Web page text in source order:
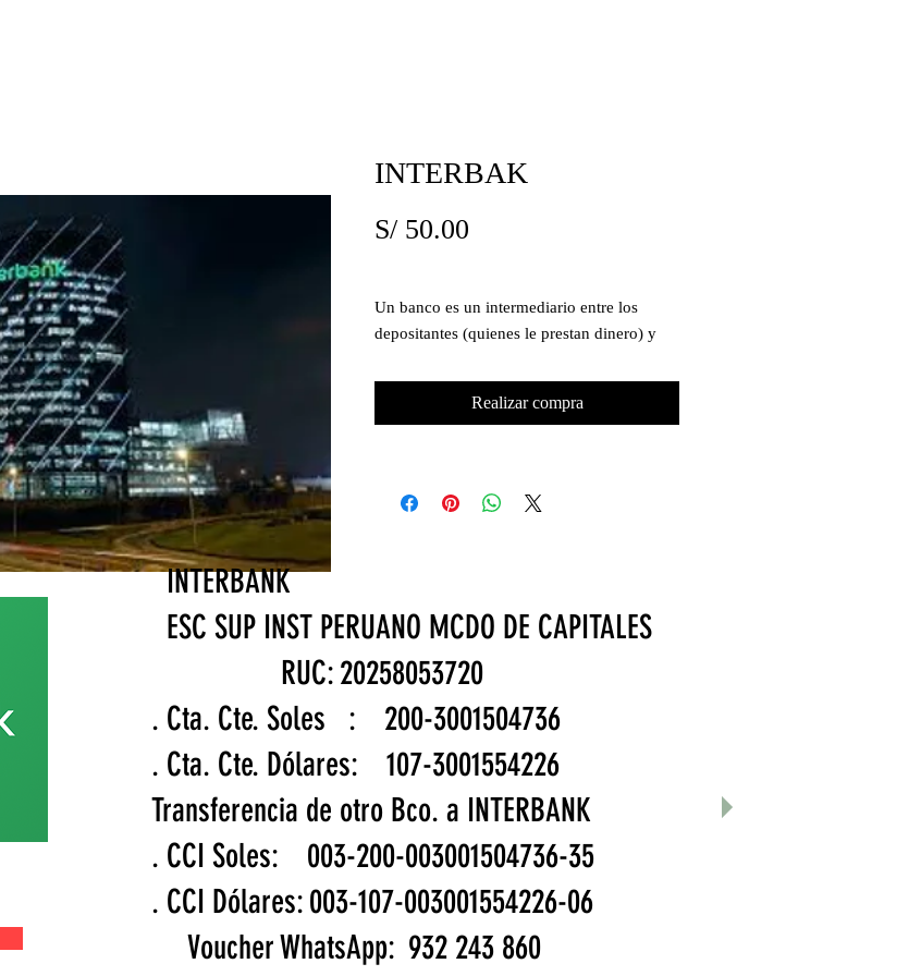
INTERBAK
S/ 50.00
Un banco es un intermediario entre los
depositantes (quienes le prestan dinero) y
Lo que paga por los depósitos, y lo que
cobra por los préstamos que otorga, son en
Realizar compra
INTERBANK
ESC SUP INST PERUANO MCDO DE CAPITALES
RUC: 20258053720
. Cta. Cte. Soles : 200-3001504736
. Cta. Cte. Dólares: 107-3001554226
Transferencia de otro Bco. a INTERBANK
. CCI Soles: 003-200-003001504736-35
. CCI Dólares: 003-107-003001554226-06
Voucher WhatsApp: 932 243 860